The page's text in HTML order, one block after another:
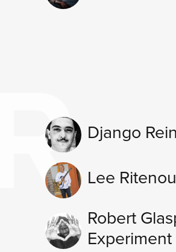
Django
Lee
Robert
Experiment